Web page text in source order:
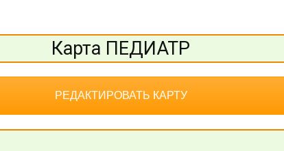
Карта ПЕДИАТР
РЕДАКТИРОВАТЬ КАРТУ